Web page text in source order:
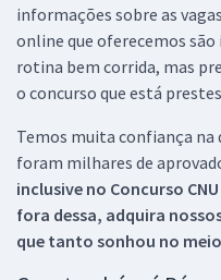
informações sobre as
online que oferecemos são
rotina bem corrida, mas
o concurso que está
Temos muita confiança na
foram milhares de
inclusive no Concurso CNU
fora dessa, adquira
que tanto sonhou no